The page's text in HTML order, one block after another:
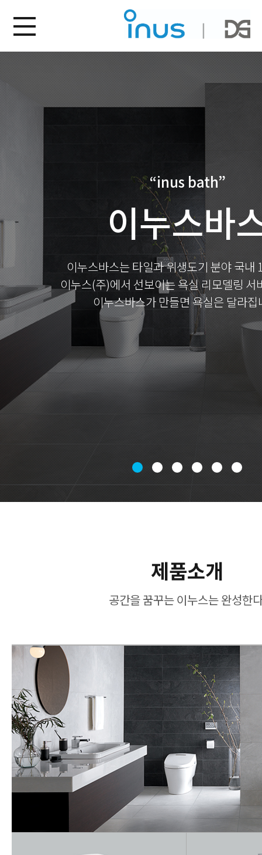
“inus bath”
이누스바
이누스바스는 타일과 위생도기 분야 국내
이누스(주)에서 선보이는 욕실 리모델링 서
이누스바스가 만들면 욕실은 달라집
제품소개
공간을 꿈꾸는 이누스는 완성한